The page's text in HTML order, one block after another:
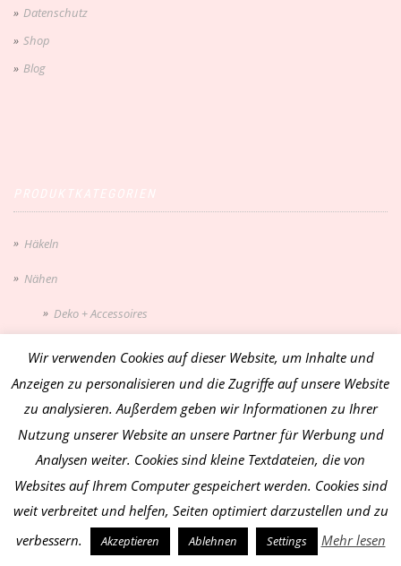
Datenschutz
Shop
Blog
Häkeln
Nähen
Deko + Accessoires
Kleidung für Kuscheltiere
Kuscheltiere
Little Friends
Saison
Frühling
Maritimes
Wir verwenden Cookies auf dieser Website, um Inhalte und
Anzeigen zu personalisieren und die Zugriffe auf unsere Website
zu analysieren. Außerdem geben wir Informationen zu Ihrer
Nutzung unserer Website an unsere Partner für Werbung und
Analysen weiter. Cookies sind kleine Textdateien, die von
Websites auf Ihrem Computer gespeichert werden. Cookies sind
weit verbreitet und helfen, Seiten optimiert darzustellen und zu
verbessern.
Akzeptieren Ablehnen Settings Mehr lesen